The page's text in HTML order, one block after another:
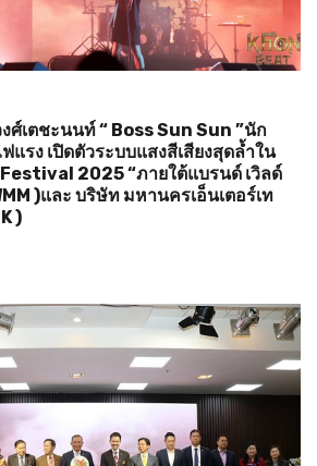
ศ์เตชะนนท์ “ Boss Sun Sun ”นัก
รง เปิดตัวระบบแสงสีเสียงสุดล้ำใน
2025 “ภายใต้แบรนด์ เวิลด์
)และ บริษัท มหานครเอ็นเตอร์เท
)